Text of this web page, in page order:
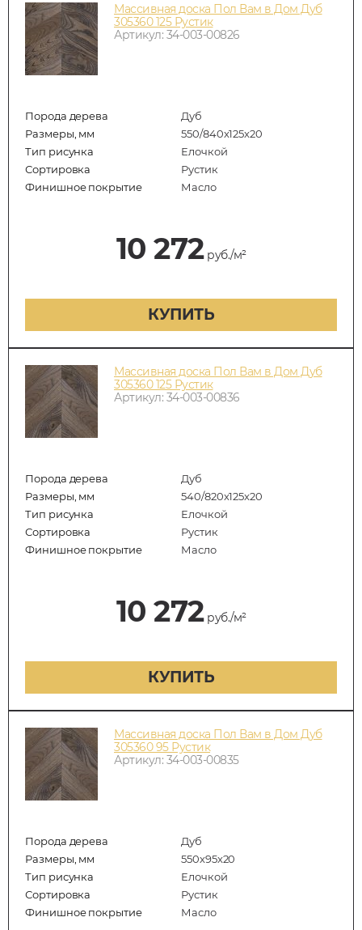
Массивная доска Пол Вам в Дом Дуб
305360 125 Рустик
Артикул: 34-003-00826
Порода дерева
Дуб
Размеры, мм
550/840x125x20
Тип рисунка
Елочкой
Сортировка
Рустик
Финишное покрытие
Масло
10 272руб./м²
КУПИТЬ
Массивная доска Пол Вам в Дом Дуб
305360 125 Рустик
Артикул: 34-003-00836
Порода дерева
Дуб
Размеры, мм
540/820x125x20
Тип рисунка
Елочкой
Сортировка
Рустик
Финишное покрытие
Масло
10 272руб./м²
КУПИТЬ
Массивная доска Пол Вам в Дом Дуб
305360 95 Рустик
Артикул: 34-003-00835
Порода дерева
Дуб
Размеры, мм
550x95x20
Тип рисунка
Елочкой
Сортировка
Рустик
Финишное покрытие
Масло